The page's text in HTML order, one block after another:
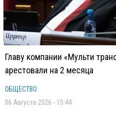
Главу компании «Мульти
арестовали на 2 месяца
ОБЩЕСТВО
06 Августа 2026 - 15:44